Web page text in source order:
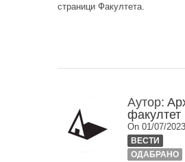
страници Факултета.
Аутор:
факултет
On 01/07/2023
ВЕСТИ
ОДАБРАНО